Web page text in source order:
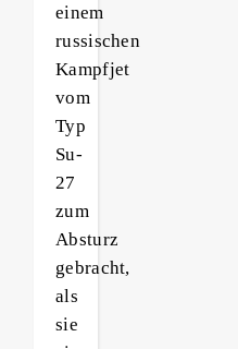
einem
russischen
Kampfjet
vom
Typ
Su-
27
zum
Absturz
gebracht,
als
sie